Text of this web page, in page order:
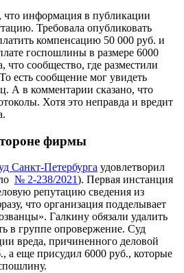
что информация в публикации
Требовала опубликовать
компенсацию 50 000 руб. и
госпошлины в размере 6000
сообщество, где разместили
есть сообщение мог увидеть
А в комментарии сказано, что
Хотя это неправда и вредит
фирмы
Санкт-Петербурга удовлетворил
№ 2-238/2021). Первая инстанция
репутацию сведения из
что организация подделывает
Галкину обязали удалить
в группе опровержение. Суд
вреда, причиненного деловой
а еще присудил 6000 руб., которые